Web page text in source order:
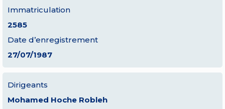
Immatriculation
2585
Date d’enregistrement
27/07/1987
Dirigeants
Mohamed Hoche Robleh